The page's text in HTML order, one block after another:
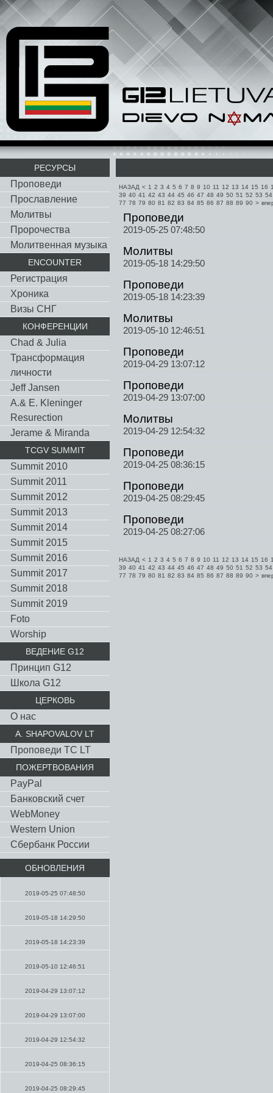
РЕСУРСЫ
Проповеди
Прославление
Молитвы
Пророчества
Молитвенная музыка
ENCOUNTER
Регистрация
Хроника
Визы СНГ
КОНФЕРЕНЦИИ
Chad & Julia
Трансформация
личности
Jeff Jansen
A.& E. Kleninger
Resurection
Jerame & Miranda
TCGV SUMMIT
Summit 2010
Summit 2011
Summit 2012
Summit 2013
Summit 2014
Summit 2015
Summit 2016
Summit 2017
Summit 2018
Summit 2019
Foto
Worship
ВЕДЕНИЕ G12
Принцип G12
Школа G12
ЦЕРКОВЬ
О нас
A. SHAPOVALOV LT
Проповеди TC LT
ПОЖЕРТВОВАНИЯ
PayPal
Банковский счет
WebMoney
Western Union
Сбербанк России
ОБНОВЛЕНИЯ
2019-05-25 07:48:50
2019-05-18 14:29:50
2019-05-18 14:23:39
2019-05-10 12:46:51
2019-04-29 13:07:12
2019-04-29 13:07:00
2019-04-29 12:54:32
2019-04-25 08:36:15
2019-04-25 08:29:45
НАЗАД < 1 2 3 4 5 6 7 8 9 10 11 12 13 14 15 16
39 40 41 42 43 44 45 46 47 48 49 50 51 52 53 54
77 78 79 80 81 82 83 84 85 86 87 88 89 90 >
Проповеди
2019-05-25 07:48:50
Молитвы
2019-05-18 14:29:50
Проповеди
2019-05-18 14:23:39
Молитвы
2019-05-10 12:46:51
Проповеди
2019-04-29 13:07:12
Проповеди
2019-04-29 13:07:00
Молитвы
2019-04-29 12:54:32
Проповеди
2019-04-25 08:36:15
Проповеди
2019-04-25 08:29:45
Проповеди
2019-04-25 08:27:06
НАЗАД < 1 2 3 4 5 6 7 8 9 10 11 12 13 14 15 16
39 40 41 42 43 44 45 46 47 48 49 50 51 52 53 54
77 78 79 80 81 82 83 84 85 86 87 88 89 90 >